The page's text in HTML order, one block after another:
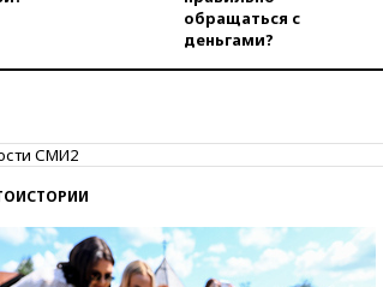
обращаться с
деньгами?
СМИ2